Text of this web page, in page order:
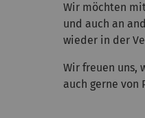
Wir möchten
und auch an
wieder in der
Wir freuen uns,
auch gerne von